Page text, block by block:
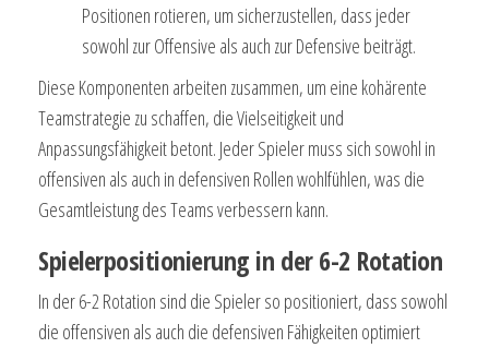
Positionen rotieren, um sicherzustellen, dass jeder
sowohl zur Offensive als auch zur Defensive beiträgt.
Diese Komponenten arbeiten zusammen, um eine kohärente
Teamstrategie zu schaffen, die Vielseitigkeit und
Anpassungsfähigkeit betont. Jeder Spieler muss sich sowohl in
offensiven als auch in defensiven Rollen wohlfühlen, was die
Gesamtleistung des Teams verbessern kann.
Spielerpositionierung in der 6-2 Rotation
In der 6-2 Rotation sind die Spieler so positioniert, dass sowohl
die offensiven als auch die defensiven Fähigkeiten optimiert